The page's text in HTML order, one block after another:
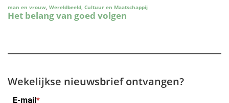
Wekelijkse nieuwsbrief ontvangen?